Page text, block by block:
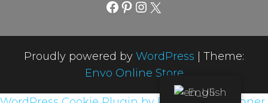
Proudly powered by WordPress
Theme:
Envo Online Store
English